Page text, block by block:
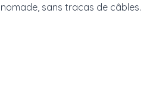
nomade, sans tracas de câbles.